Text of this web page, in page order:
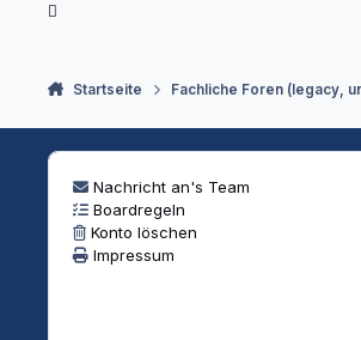
Startseite Fachliche Foren (legacy,
Nachricht an's Team
Boardregeln
Konto löschen
Impressum